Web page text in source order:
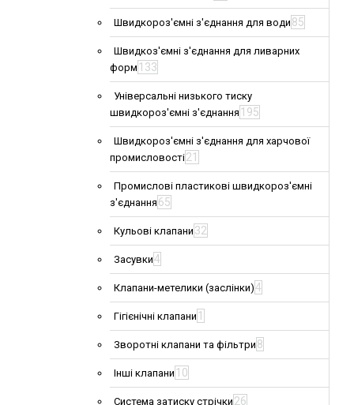
Швидкороз'ємні з'єднання для води 85
Швидкоз'ємні з'єднання для ливарних
форм 133
Універсальні низького тиску
швидкороз'ємні з'єднання 195
Швидкороз'ємні з'єднання для харчової
промисловості21
Промислові пластикові швидкороз'ємні
з'єднання 65
Кульові клапани 32
Засувки4
Клапани-метелики (заслінки)4
Гігієнічні клапани 1
Зворотні клапани та фільтри 8
Інші клапани 10
Система затиску стрічки 26